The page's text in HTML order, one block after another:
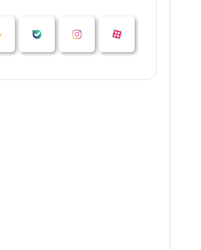
آپارات اینستاگرام